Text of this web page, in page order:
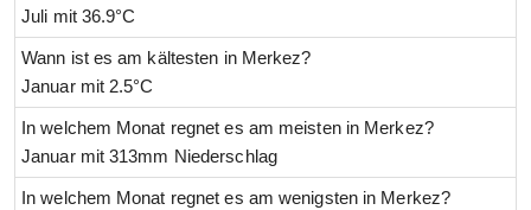
Juli mit 36.9°C
Wann ist es am kältesten in Merkez?
Januar mit 2.5°C
In welchem Monat regnet es am meisten in Merkez?
Januar mit 313mm Niederschlag
In welchem Monat regnet es am wenigsten in Merkez?